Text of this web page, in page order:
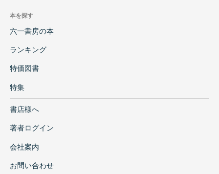
本を探す
六一書房の本
ランキング
特価図書
特集
書店様へ
著者ログイン
会社案内
お問い合わせ